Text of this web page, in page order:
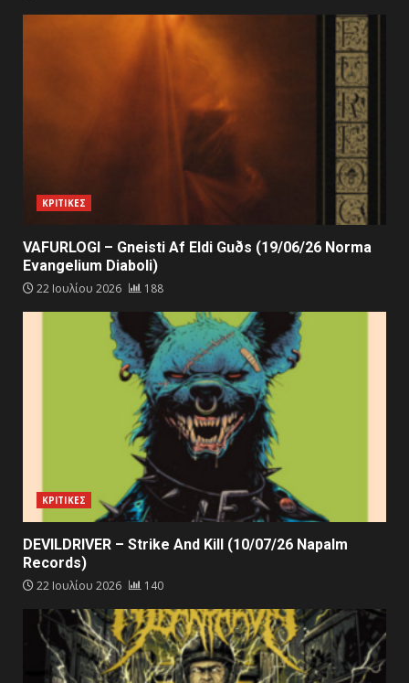
ΚΡΙΤΙΚΕΣ
VAFURLOGI – Gneisti Af Eldi Guðs (19/06/26 Norma
Evangelium Diaboli)
22 Ιουλίου 2026 188
ΚΡΙΤΙΚΕΣ
DEVILDRIVER – Strike And Kill (10/07/26 Napalm
Records)
22 Ιουλίου 2026 140